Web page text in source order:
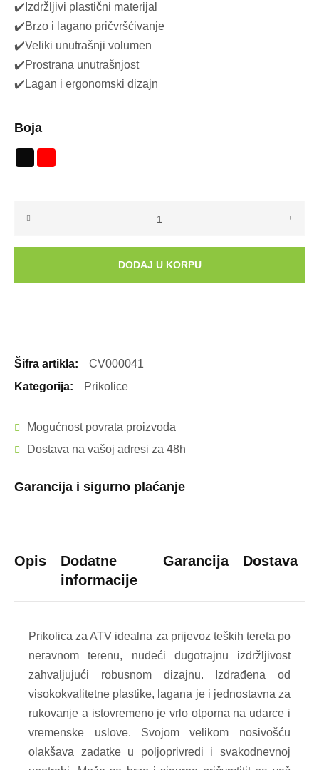
✔️Izdržljivi plastični materijal
✔️Brzo i lagano pričvršćivanje
✔️Veliki unutrašnji volumen
✔️Prostrana unutrašnjost
✔️Lagan i ergonomski dizajn
Boja
prikolica
DODAJ U KORPU
Šifra artikla:
CV000041
Kategorija:
Prikolice
Mogućnost povrata proizvoda
Dostava na vašoj adresi za 48h
Garancija i sigurno plaćanje
Opis
Dodatne
informacije
Garancija Dostava
Prikolica za ATV idealna za prijevoz teških tereta po
neravnom terenu, nudeći dugotrajnu izdržljivost
zahvaljujući robusnom dizajnu. Izdrađena od
visokokvalitetne plastike, lagana je i jednostavna za
rukovanje a istovremeno je vrlo otporna na udarce i
vremenske uslove. Svojom velikom nosivošću
olakšava zadatke u poljoprivredi i svakodnevnoj